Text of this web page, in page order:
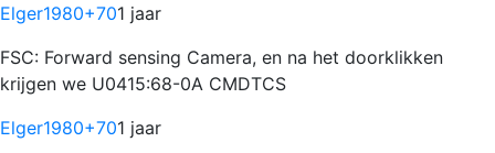
Elger1980+701 jaar
FSC: Forward sensing Camera, en na het doorklikken
krijgen we U0415:68-0A CMDTCS
Elger1980+701 jaar